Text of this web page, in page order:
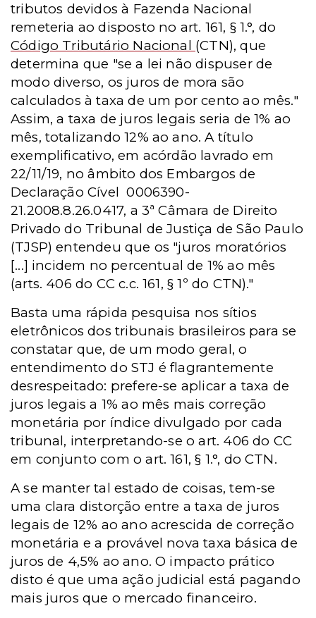
tributos devidos à Fazenda Nacional
remeteria ao disposto no art. 161, § 1.°, do
Código Tributário Nacional (CTN), que
determina que "se a lei não dispuser de
modo diverso, os juros de mora são
calculados à taxa de um por cento ao mês."
Assim, a taxa de juros legais seria de 1% ao
mês, totalizando 12% ao ano. A título
exemplificativo, em acórdão lavrado em
22/11/19, no âmbito dos Embargos de
Declaração Cível 0006390-
21.2008.8.26.0417, a 3ª Câmara de Direito
Privado do Tribunal de Justiça de São Paulo
(TJSP) entendeu que os "juros moratórios
[...] incidem no percentual de 1% ao mês
(arts. 406 do CC c.c. 161, § 1º do CTN)."
Basta uma rápida pesquisa nos sítios
eletrônicos dos tribunais brasileiros para se
constatar que, de um modo geral, o
entendimento do STJ é flagrantemente
desrespeitado: prefere-se aplicar a taxa de
juros legais a 1% ao mês mais correção
monetária por índice divulgado por cada
tribunal, interpretando-se o art. 406 do CC
em conjunto com o art.161, § 1.°, do CTN.
A se manter tal estado de coisas, tem-se
uma clara distorção entre a taxa de juros
legais de 12% ao ano acrescida de correção
monetária e a provável nova taxa básica de
juros de 4,5% ao ano. O impacto prático
disto é que uma ação judicial está pagando
mais juros que o mercado financeiro.